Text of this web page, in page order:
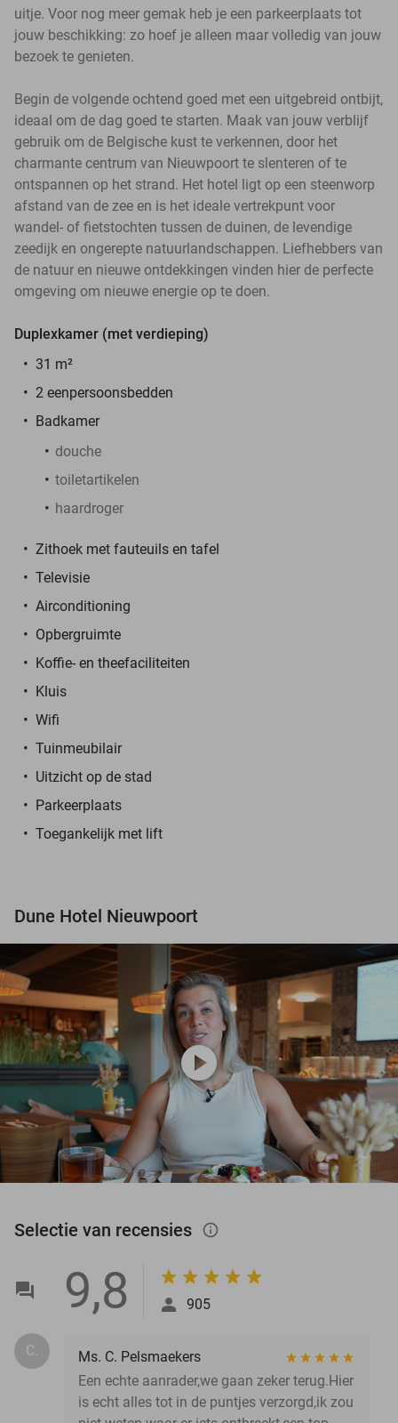
uitje. Voor nog meer gemak heb je een parkeerplaats tot
jouw beschikking: zo hoef je alleen maar volledig van jouw
bezoek te genieten.
Begin de volgende ochtend goed met een uitgebreid ontbijt,
ideaal om de dag goed te starten. Maak van jouw verblijf
gebruik om de Belgische kust te verkennen, door het
charmante centrum van Nieuwpoort te slenteren of te
ontspannen op het strand. Het hotel ligt op een steenworp
afstand van de zee en is het ideale vertrekpunt voor
wandel- of fietstochten tussen de duinen, de levendige
zeedijk en ongerepte natuurlandschappen. Liefhebbers van
de natuur en nieuwe ontdekkingen vinden hier de perfecte
omgeving om nieuwe energie op te doen.
Duplexkamer (met verdieping)
31 m²
2 eenpersoonsbedden
Badkamer
douche
toiletartikelen
haardroger
Zithoek met fauteuils en tafel
Televisie
Airconditioning
Opbergruimte
Koffie- en theefaciliteiten
Kluis
Wifi
Tuinmeubilair
Uitzicht op de stad
Parkeerplaats
Toegankelijk met lift
Dune Hotel Nieuwpoort
play_circle
Selectie van recensies info_outlined
9,8 905
C.
Ms. C. Pelsmaekers
Een echte aanrader,we gaan zeker terug.Hier
is echt alles tot in de puntjes verzorgd,ik zou